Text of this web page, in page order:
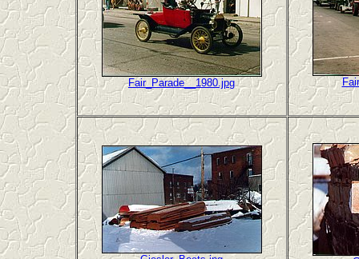
Fair_Parade__1980.jpg